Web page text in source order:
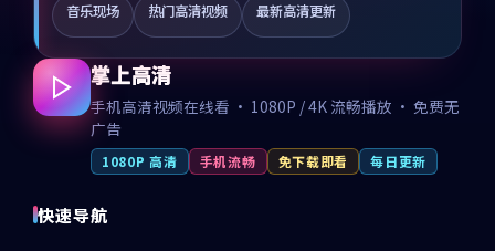
音乐现场 热门高清视频 最新高清更新
掌上高清
手机高清视频在线看 · 1080P / 4K 流畅播放 · 免费无
广告
1080P 高清 手机流畅 免下载即看 每日更新
快速导航